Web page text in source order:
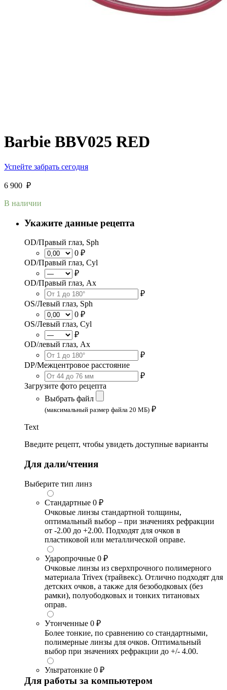
Barbie BBV025 RED
Успейте забрать сегодня
6 900 ₽
В наличии
Укажите данные рецепта
OD/Правый глаз, Sph
0 ₽
OD/Правый глаз, Cyl
₽
OD/Правый глаз, Ax
₽
OS/Левый глаз, Sph
0 ₽
OS/Левый глаз, Cyl
₽
OD/левый глаз, Ax
₽
DP/Межцентровое расстояние
₽
Загрузите фото рецепта
Выбрать файл
(максимальный размер файла 20 МБ) ₽
Text
Введите рецепт, чтобы увидеть доступные варианты
Для дали/чтения
Выберите тип линз
Стандартные 0 ₽
Очковые линзы стандартной толщины,
оптимальный выбор – при значениях рефракции
от -2.00 до +2.00. Подходят для очков в
пластиковой или металлической оправе.
Ударопрочные 0 ₽
Очковые линзы из сверхпрочного полимерного
материала Trivex (трайвекс). Отлично подходят для
детских очков, а также для безободковых (без
рамки), полуободковых и тонких титановых
оправ.
Утонченные 0 ₽
Более тонкие, по сравнению со стандартными,
полимерные линзы для очков. Оптимальный
выбор при значениях рефракции до +/- 4.00.
Ультратонкие 0 ₽
Для работы за компьютером